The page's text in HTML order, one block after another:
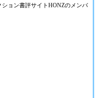
ョン書評サイトHONZのメンバ